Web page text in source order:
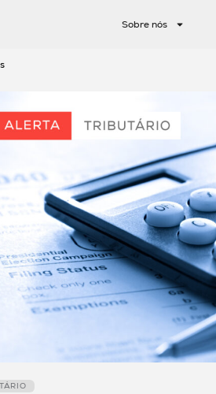
Sobre nós